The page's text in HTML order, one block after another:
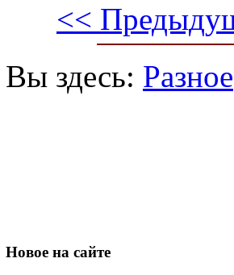
<<
Вы здесь: Разное
Новое на сайте